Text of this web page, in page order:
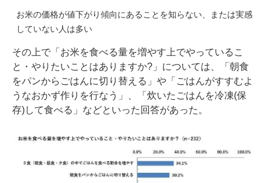
お米の価格が値下がり傾向にあることを知らない、または実感
していない人は多い
その上で「お米を食べる量を増やす上でやっているこ
と・やりたいことはありますか?」については、「朝食
をパンからごはんに切り替える」や「ごはんがすすむよ
うなおかず作りを行なう」、「炊いたごはんを冷凍(保
存)して食べる」などといった回答があった。